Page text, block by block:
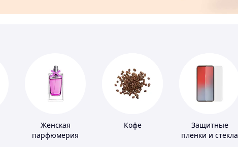
Женская
парфюмерия
Кофе
Защитные
пленки и стекла